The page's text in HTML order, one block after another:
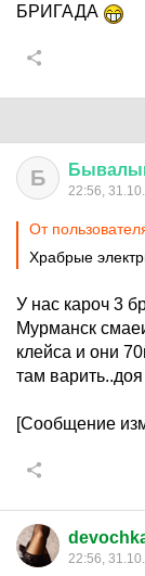
БРИГАДА
Б
22:56,
От
Храбрые
У нас кароч 3
Мурманск
клейса и они
там
[Сообщение
22:56,